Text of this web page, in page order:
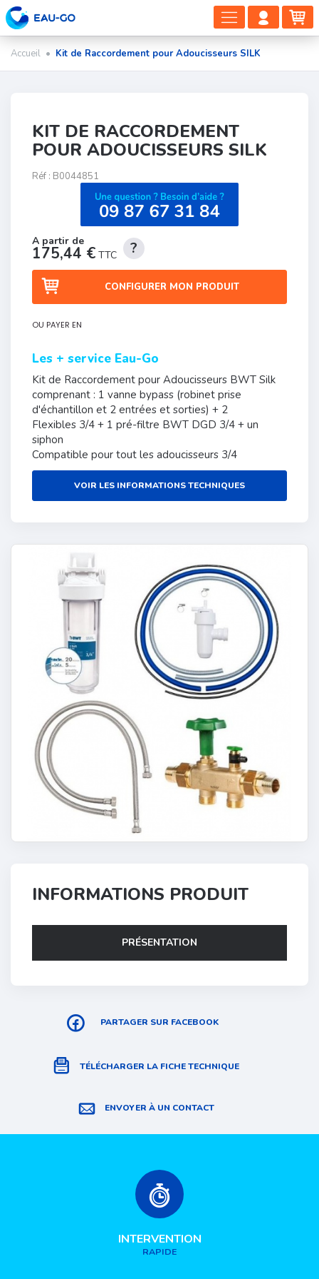
DÉPLIER
LA
Accueil • Kit de Raccordement pour Adoucisseurs SILK
KIT DE RACCORDEMENT
POUR ADOUCISSEURS SILK
Réf : B0044851
175,44 € TTC
CONFIGURER MON PRODUIT
OU PAYER EN
Les + service Eau-Go
Kit de Raccordement pour Adoucisseurs BWT Silk
comprenant : 1 vanne bypass (robinet prise
d'échantillon et 2 entrées et sorties) + 2
Flexibles 3/4 + 1 pré-filtre BWT DGD 3/4 + un
siphon
Compatible pour tout les adoucisseurs 3/4
VOIR LES INFORMATIONS TECHNIQUES
INFORMATIONS PRODUIT
PRÉSENTATION
PARTAGER SUR FACEBOOK
TÉLÉCHARGER LA FICHE TECHNIQUE
ENVOYER À UN CONTACT
INTERVENTION
RAPIDE